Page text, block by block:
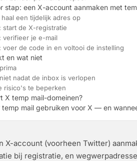
stap: een X-account aanmaken met
haal een tijdelijk adres op
start de X-registratie
verifieer je e-mail
voer de code in en voltooi de instelling
en wat niet
nadat de inbox is verlopen
risico's te beperken
X temp mail-domeinen?
temp mail gebruiken voor X — en
X-account (voorheen Twitter)
bij registratie, en